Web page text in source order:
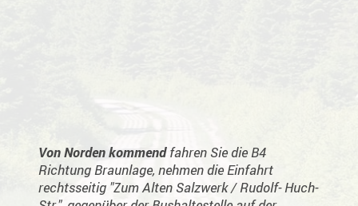
Von Norden kommendfahren Sie die B4
Richtung Braunlage, nehmen die Einfahrt
rechtsseitig "Zum Alten Salzwerk / Rudolf- Huch-